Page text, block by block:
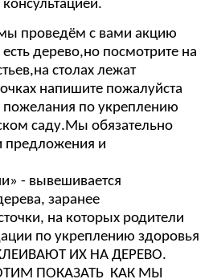
проведём с вами акцию
дерево,но посмотрите на
столах лежат
напишите пожалуйста
по укреплению
саду.Мы обязательно
предложения и
- вывешивается
заранее
на которых родители
по укреплению здоровья
ИХ НА ДЕРЕВО.
ПОКАЗАТЬ КАК МЫ